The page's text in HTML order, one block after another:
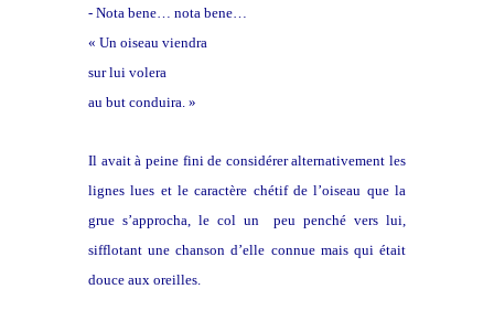
- Nota bene… nota bene…
« Un oiseau viendra
sur lui volera
au but conduira. »
Il avait à peine fini de considérer alternativement les
lignes lues et le caractère chétif de l’oiseau que la
grue s’approcha, le col un peu penché vers lui,
sifflotant une chanson d’elle connue mais qui était
douce aux oreilles.